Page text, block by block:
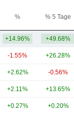
% % 5 Tage
+14.96% +49.68%
-1.55% +26.28%
+2.62% -0.56%
+2.11% +13.65%
+0.27% +0.20%